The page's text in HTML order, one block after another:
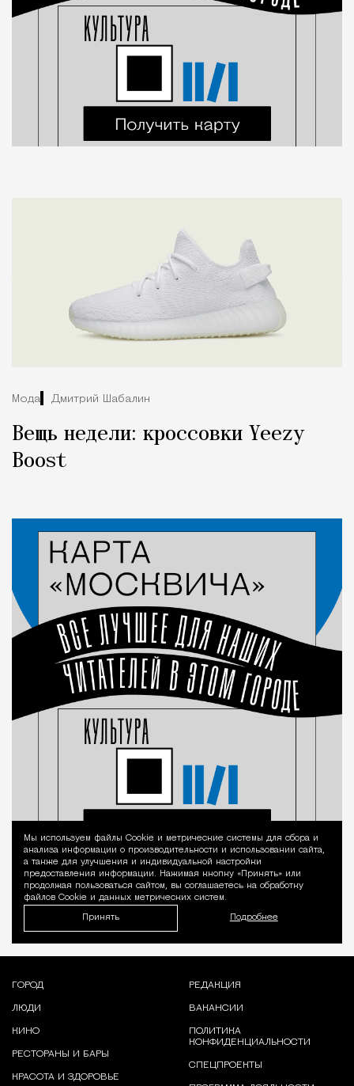
Мода Дмитрий Шабалин
Вещь недели: кроссовки Yeezy
Boost
Уведомление
Мы используем файлы Сookie и метрические системы для сбора и
анализа информации о производительности и использовании сайта,
а также для улучшения и индивидуальной настройки
предоставления информации. Нажимая кнопку «Принять» или
продолжая пользоваться сайтом, вы соглашаетесь на обработку
файлов Cookie и данных метрических систем.
Принять Подробнее
ГОРОД
ЛЮДИ
КИНО
РЕСТОРАНЫ И БАРЫ
КРАСОТА И ЗДОРОВЬЕ
РЕДАКЦИЯ
ВАКАНСИИ
ПОЛИТИКА
КОНФИДЕНЦИАЛЬНОСТИ
СПЕЦПРОЕКТЫ